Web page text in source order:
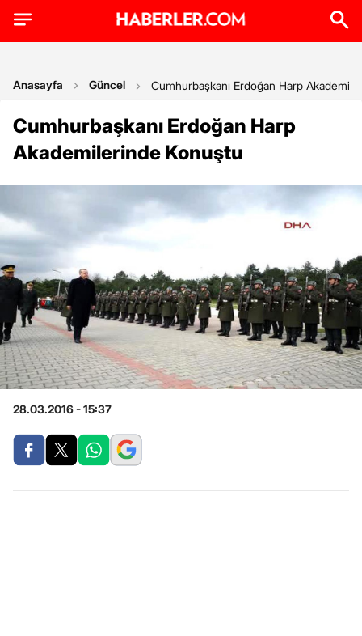
Anasayfa Güncel Cumhurbaşkanı Erdoğan Harp
Cumhurbaşkanı Erdoğan Harp
Akademilerinde Konuştu
28.03.2016 - 15:37